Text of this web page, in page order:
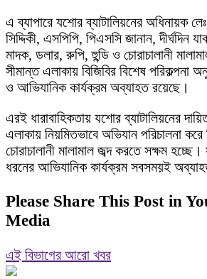
এ ব্যাপারে যশোর ব্যাটালিয়নের অধিনায়ক
সিদ্দিকী, এসপিপি, পিএসসি জানান, দীর্ঘদিন
মাদক, ডলার, রুপি, হুন্ডি ও চোরাচালানী
সীমান্ত এলাকায় বিজিবির বিশেষ পরিকল্পনা
ও আভিযানিক কার্যক্রম অব্যাহত রয়েছে।
এরই ধারাবাহিকতায় যশোর ব্যাটালিয়নের
এলাকায় নিয়মিতভাবে অভিযান পরিচালনা করে
চোরাচালানী মালামাল জব্দ করতে সক্ষম হচ্ছে।
ধরনের আভিযানিক কার্যক্রম সবসময়ই
Please Share This Post in
Media
এই বিভাগের আরো খবর